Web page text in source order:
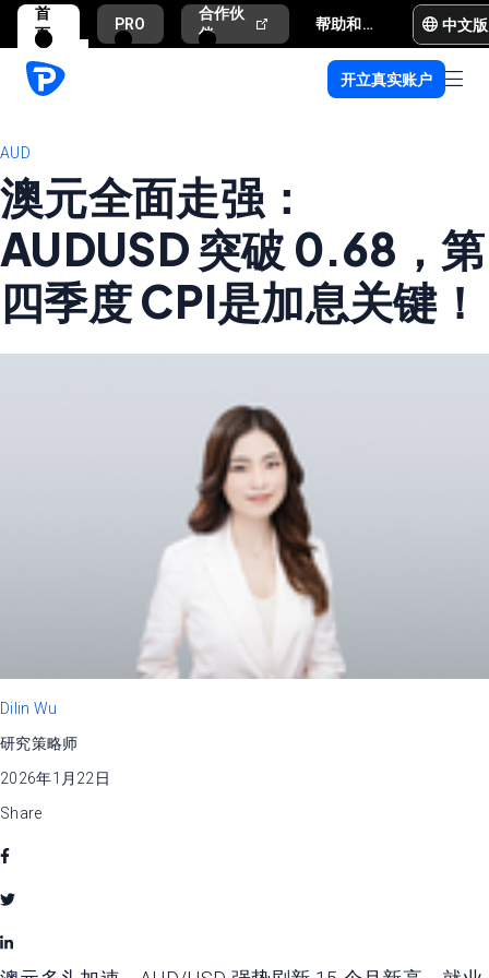
首
页
PRO
合作伙
伴
帮助和支持 中文版
开立真实账户
AUD
澳元全面走强：
AUDUSD 突破 0.68，第
四季度 CPI是加息关键！
Dilin Wu
研究策略师
2026年1月22日
Share